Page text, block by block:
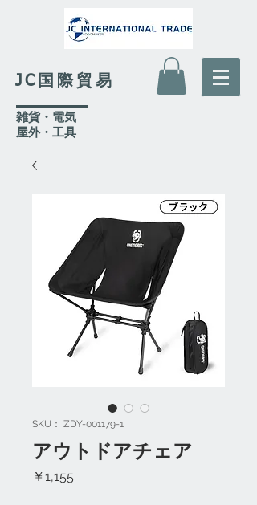
JC国際貿易
​雑貨・電気
​屋外・工具
SKU： ZDY-001179-1
アウトドアチェア
￥1,155